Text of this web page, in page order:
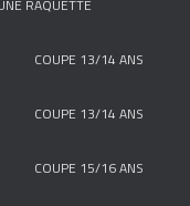
RAQUETTE
COUPE 13/14 ANS
COUPE 13/14 ANS
COUPE 15/16 ANS